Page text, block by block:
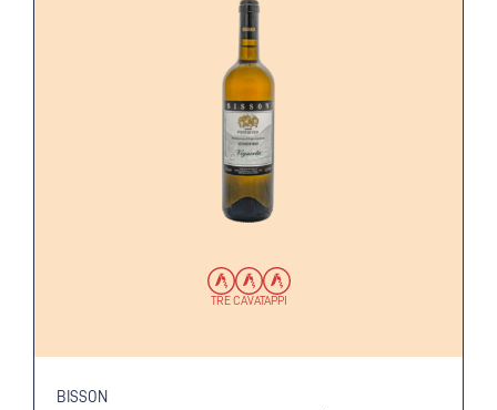
TRE CAVATAPPI
BISSON